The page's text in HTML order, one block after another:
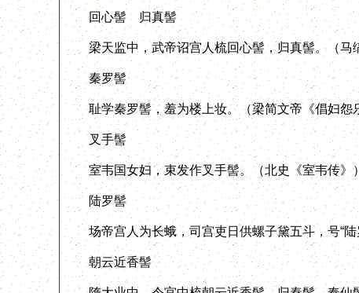
回心髻 归真髻
梁天监中，武帝诏宫人梳回心髻，归真髻。（马
秦罗髻
耻学秦罗髻，羞为楼上妆。（梁简文帝《倡妇怨
叉手髻
室韦国女妇，束发作叉手髻。（北史《室韦传》
陆罗髻
场帝宫人为长蛾，司宫吏日供螺子黛五斗，号“陆
朝云近香髻